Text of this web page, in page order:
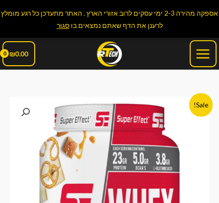
אספקה מהירה 2-3 ימי עסקים לרוב אזורי הארץ . האתר מתעדכן כל רגע מומלץ
לרענן את הדף שאתם נמצאים בוסגור
לתוכן
Main
Menu
₪0.00
Sale!
המחיר
המקורי
היה:
₪119.90.
המחיר
הנוכחי
הוא:
₪99.00.